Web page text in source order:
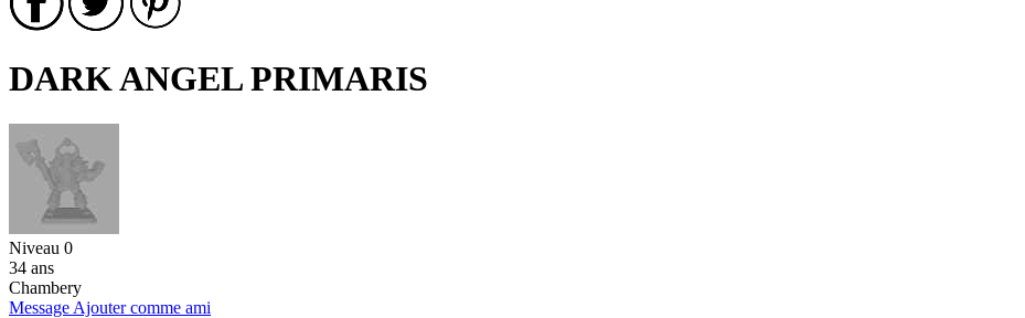
DARK ANGEL PRIMARIS
Niveau 0
34 ans
Chambery
Message Ajouter comme ami